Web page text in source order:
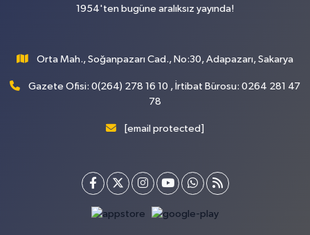
1954'ten bugüne aralıksız yayında!
Orta Mah., Soğanpazarı Cad., No:30, Adapazarı, Sakarya
Gazete Ofisi: 0(264) 278 16 10 , İrtibat Bürosu: 0264 281 47
78
[email protected]